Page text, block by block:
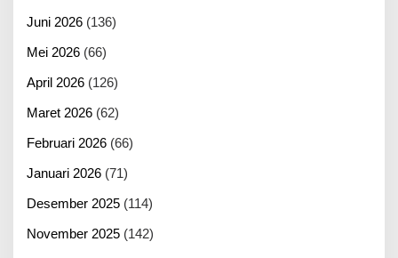
Juni 2026 (136)
Mei 2026 (66)
April 2026 (126)
Maret 2026 (62)
Februari 2026 (66)
Januari 2026 (71)
Desember 2025 (114)
November 2025 (142)